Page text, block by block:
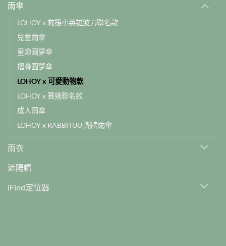
雨傘
LOHOY x 救援小英雄波力聯名款
兒童雨傘
童趣圓夢傘
摺疊圓夢傘
LOHOY x 可愛動物款
LOHOY x 賽幾聯名款
成人雨傘
LOHOY x RABBITUU 潮牌雨傘
雨衣
遮陽帽
iFind定位器